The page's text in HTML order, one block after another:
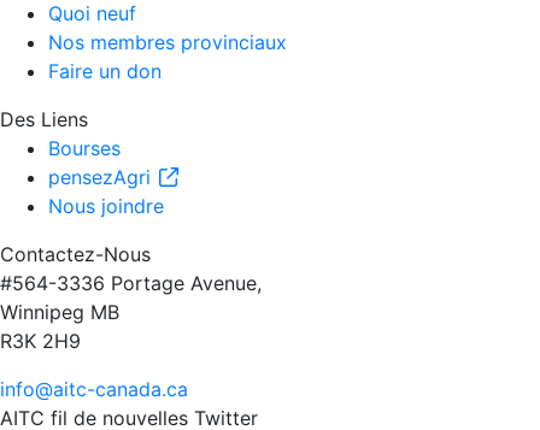
Quoi neuf
Nos membres provinciaux
Faire un don
Des Liens
Bourses
pensezAgri
Nous joindre
Contactez-Nous
#564-3336 Portage Avenue,
Winnipeg MB
R3K 2H9
info@aitc-canada.ca
AITC fil de nouvelles Twitter